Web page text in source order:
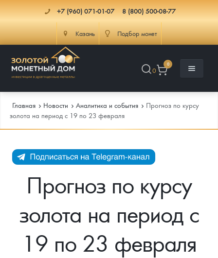
+7 (960) 071-01-07 8 (800) 500-08-77
Казань Подбор монет
0
0
Каталог Монет
Инвестиционные монеты
Монеты Царской России
Монеты стран мира после 1950г
Георгий Победоносец
Инфо
Как сделать заказ
Информация
Аналитика и события
Котировки
Главная Новости Аналитика и события
Прогноз по курсу
золота на период с 19 по 23 февраля
Прогноз по курсу
золота на период с
19 по 23 февраля